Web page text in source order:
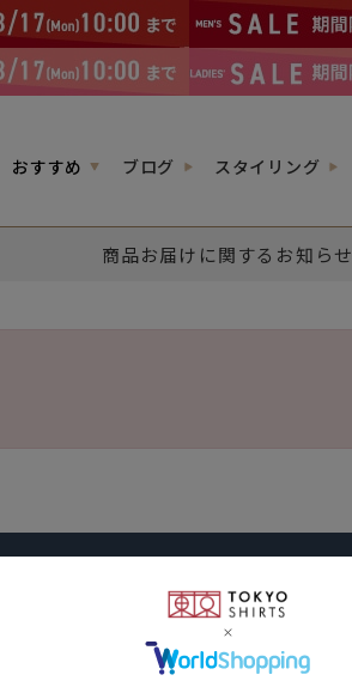
おすすめ ブログ スタイリング
商品お届けに関するお知らせ